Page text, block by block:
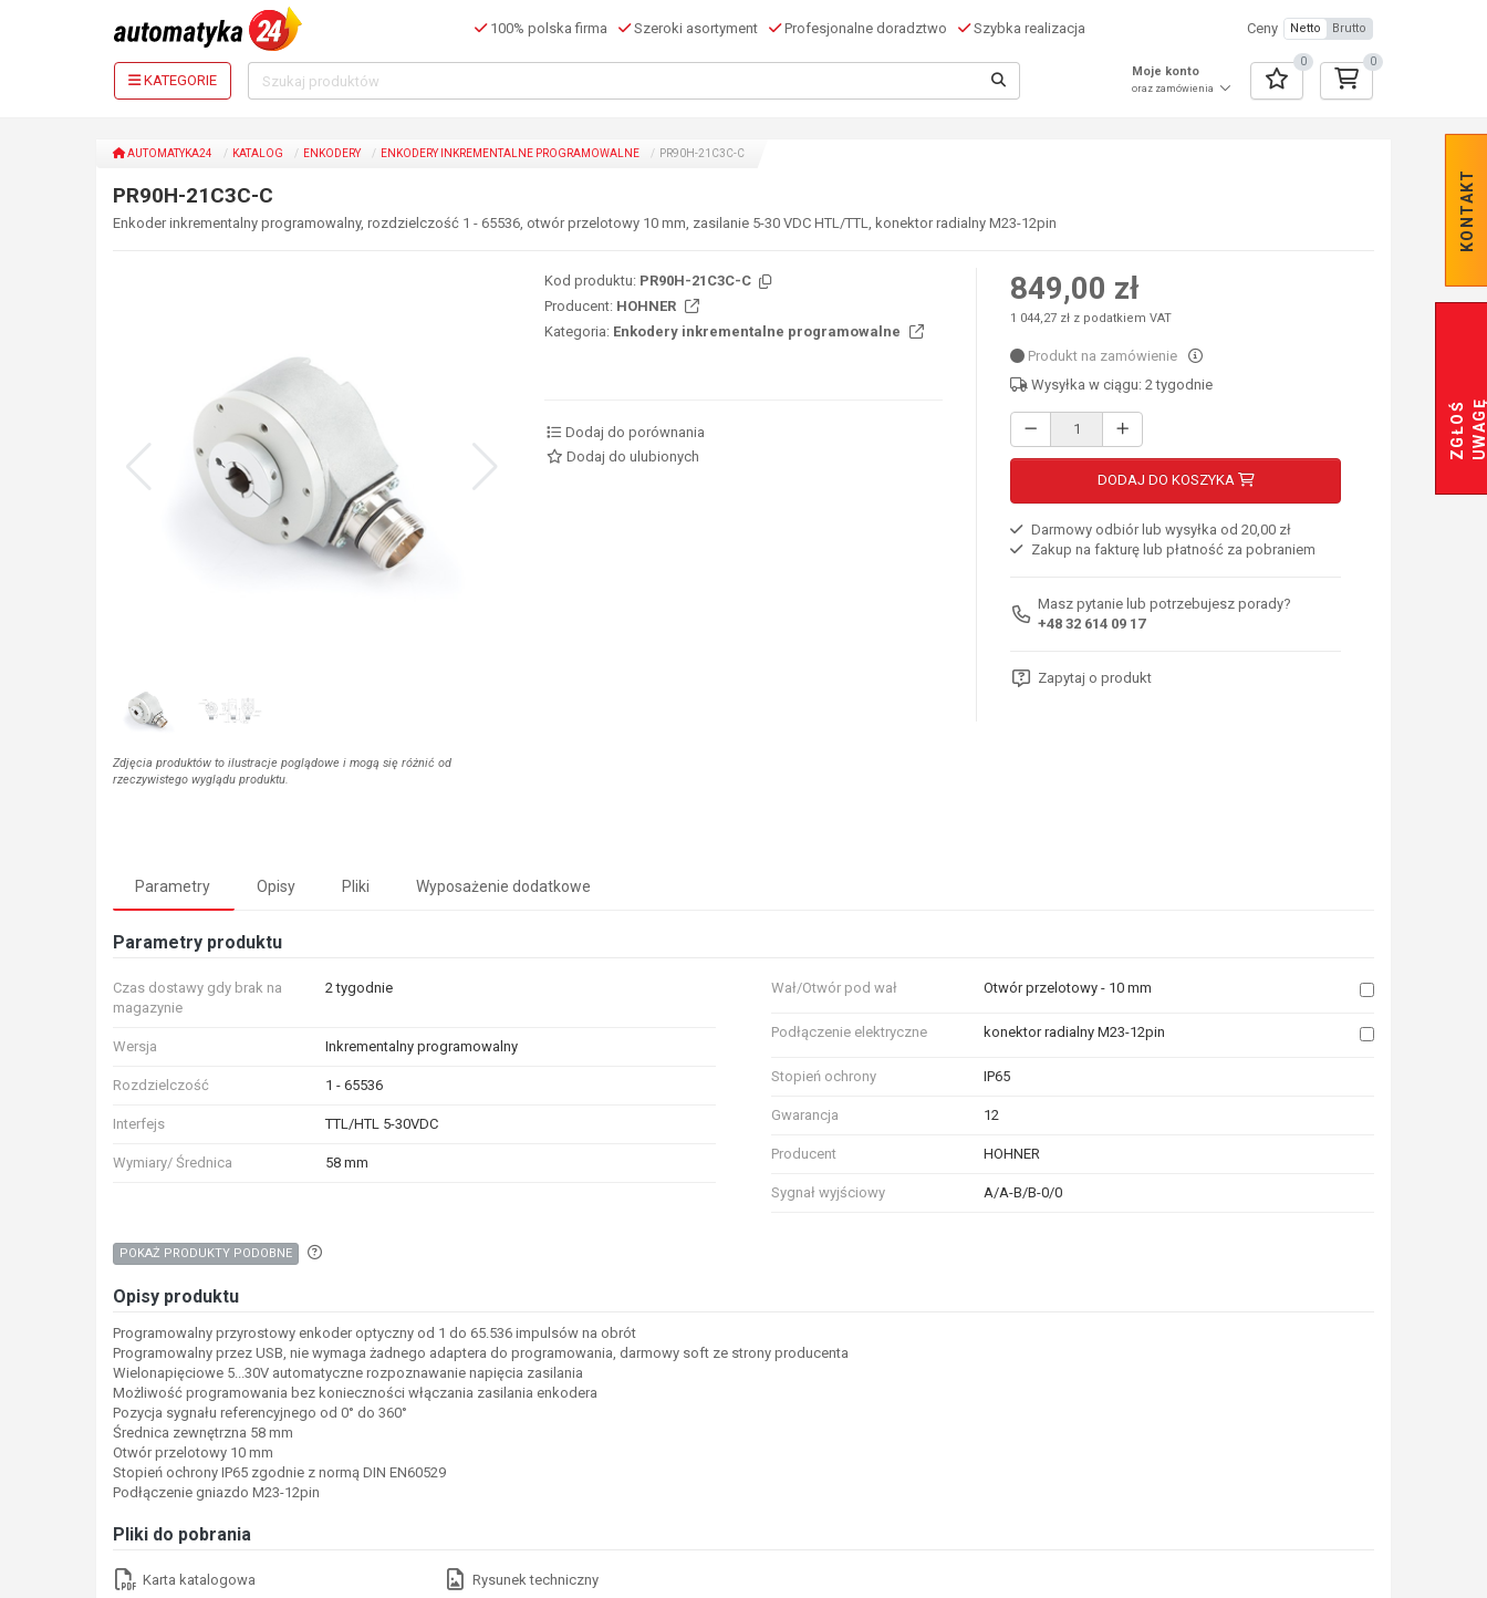
100% polska firma Szeroki asortyment Profesjonalne doradztwo Szybka realizacja Ceny Netto Brutto
KATEGORIE
Moje konto
oraz zamówienia
0 0
KONTAKT
Z
G
Ł
O
Ś
U
W
A
GĘ
AUTOMATYKA24 KATALOG ENKODERY ENKODERY INKREMENTALNE PROGRAMOWALNE PR90H-21C3C-C
PR90H-21C3C-C
Enkoder inkrementalny programowalny, rozdzielczość 1 - 65536, otwór przelotowy 10 mm, zasilanie 5-30 VDC HTL/TTL, konektor radialny M23-12pin
Zdjęcia produktów to ilustracje poglądowe i mogą się różnić od
rzeczywistego wyglądu produktu.
Kod produktu: PR90H-21C3C-C
Producent: HOHNER
Kategoria: Enkodery inkrementalne programowalne
Dodaj do porównania
Dodaj do ulubionych
849,00 zł
1 044,27 zł z podatkiem VAT
Produkt na zamówienie
Wysyłka w ciągu: 2 tygodnie
DODAJ DO KOSZYKA
Darmowy odbiór lub wysyłka od 20,00 zł
Zakup na fakturę lub płatność za pobraniem
Masz pytanie lub potrzebujesz porady?
+48 32 614 09 17
Zapytaj o produkt
Parametry Opisy Pliki Wyposażenie dodatkowe
Parametry produktu
Czas dostawy gdy brak na
magazynie
2 tygodnie
Wersja Inkrementalny programowalny
Rozdzielczość 1 - 65536
Interfejs TTL/HTL 5-30VDC
Wymiary/ Średnica 58 mm
Wał/Otwór pod wał Otwór przelotowy - 10 mm
Podłączenie elektryczne konektor radialny M23-12pin
Stopień ochrony IP65
Gwarancja 12
Producent HOHNER
Sygnał wyjściowy A/A-B/B-0/0
POKAŻ PRODUKTY PODOBNE
Opisy produktu
Programowalny przyrostowy enkoder optyczny od 1 do 65.536 impulsów na obrót
Programowalny przez USB, nie wymaga żadnego adaptera do programowania, darmowy soft ze strony producenta
Wielonapięciowe 5...30V automatyczne rozpoznawanie napięcia zasilania
Możliwość programowania bez konieczności włączania zasilania enkodera
Pozycja sygnału referencyjnego od 0° do 360°
Średnica zewnętrzna 58 mm
Otwór przelotowy 10 mm
Stopień ochrony IP65 zgodnie z normą DIN EN60529
Podłączenie gniazdo M23-12pin
Pliki do pobrania
Karta katalogowa Rysunek techniczny